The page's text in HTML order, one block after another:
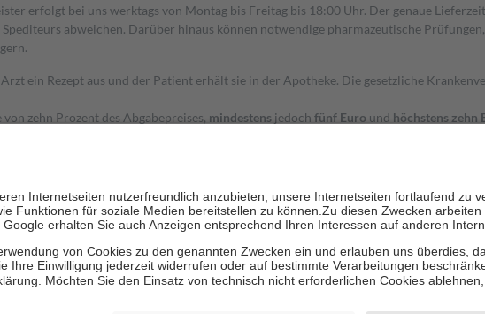
erfolgt bei uns werktags von Montag bis Freitag bis 18:00 Uhr. Der genaue
abweichen. Darüber hinaus können notwendige pharmazeutische
ein Rezept aus und der Patient erhält sie in der Apotheke. Die gesetzliche
zehn Prozent des Abgabepreises, mindestens jedoch fünf Euro und höchstens zehn
zu stärken und die besondere Stellung der Familie zu unterstützen, fallen
mit Ausnahme der Fahrkosten
von der GKV getragen werden